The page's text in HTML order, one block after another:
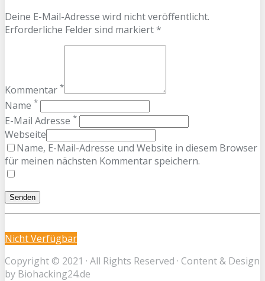
Deine E-Mail-Adresse wird nicht veröffentlicht.
Erforderliche Felder sind markiert *
Kommentar *
Name *
E-Mail Adresse *
Webseite
Name, E-Mail-Adresse und Website in diesem Browser
für meinen nächsten Kommentar speichern.
Nicht Verfügbar
Copyright © 2021 · All Rights Reserved · Content & Design
by Biohacking24.de